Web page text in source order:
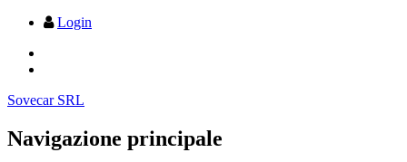
Login
Sovecar SRL
Navigazione principale